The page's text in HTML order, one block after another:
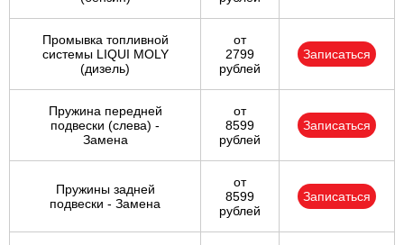
Промывка топливной
системы LIQUI MOLY
(дизель)
от
2799
рублей
Записаться
Пружина передней
подвески (слева) -
Замена
от
8599
рублей
Записаться
Пружины задней
подвески - Замена
от
8599
рублей
Записаться